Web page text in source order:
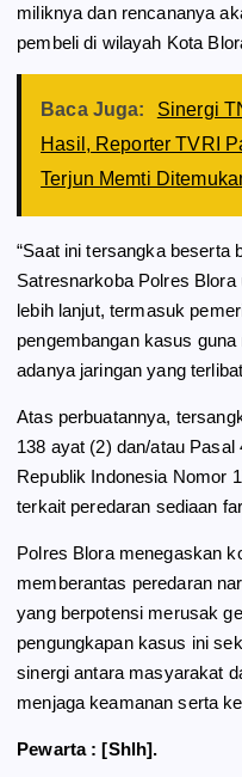
miliknya dan rencananya
pembeli di wilayah Kota
Baca Juga:
Sinergi
Hasil, Reporter TVRI
Terjun Memti
“Saat ini tersangka beserta
Satresnarkoba Polres
lebih lanjut, termasuk
pengembangan kasus
adanya jaringan yang
Atas perbuatannya,
138 ayat (2) dan/atau
Republik Indonesia Nomor
terkait peredaran sediaan
Polres Blora menegaskan
memberantas peredaran
yang berpotensi merusak
pengungkapan kasus ini
sinergi antara masyarakat
menjaga keamanan serta
Pewarta : [Shlh].